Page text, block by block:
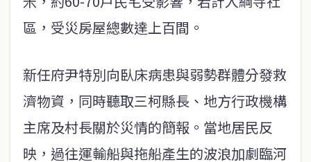
區，受災房屋總數達上百間。
新任府尹特別向臥床病患與弱勢群體分發救
濟物資，同時聽取三柯縣長、地方行政機構
主席及村長關於災情的簡報。當地居民反
映，過往運輸船與拖船產生的波浪加劇臨河